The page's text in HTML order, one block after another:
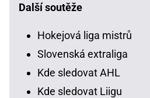
Další soutěže
Hokejová liga mistrů
Slovenská extraliga
Kde sledovat AHL
Kde sledovat Liigu